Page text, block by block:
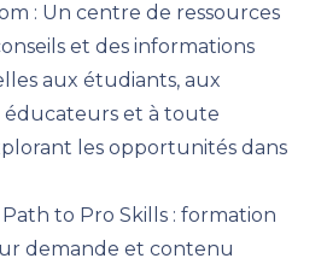
: Un centre de ressources
et des informations
aux étudiants, aux
éducateurs et à toute
les opportunités dans
to Pro Skills : formation
demande et contenu